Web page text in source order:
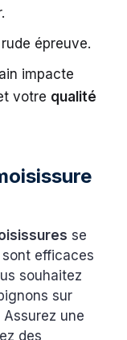
épreuve.
impacte
votre qualité
se
efficaces
souhaitez
sur
une
des